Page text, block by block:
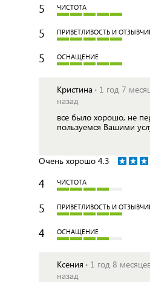
5 ЧИСТОТА
5 ПРИВЕТЛИВОСТЬ И
5 ОСНАЩЕНИЕ
Кристина · 1 год 7
назад
все было хорошо, не
пользуемся Вашими
Очень хорошо 4.3
4 ЧИСТОТА
5 ПРИВЕТЛИВОСТЬ И
4 ОСНАЩЕНИЕ
Ксения · 1 год 8
назад